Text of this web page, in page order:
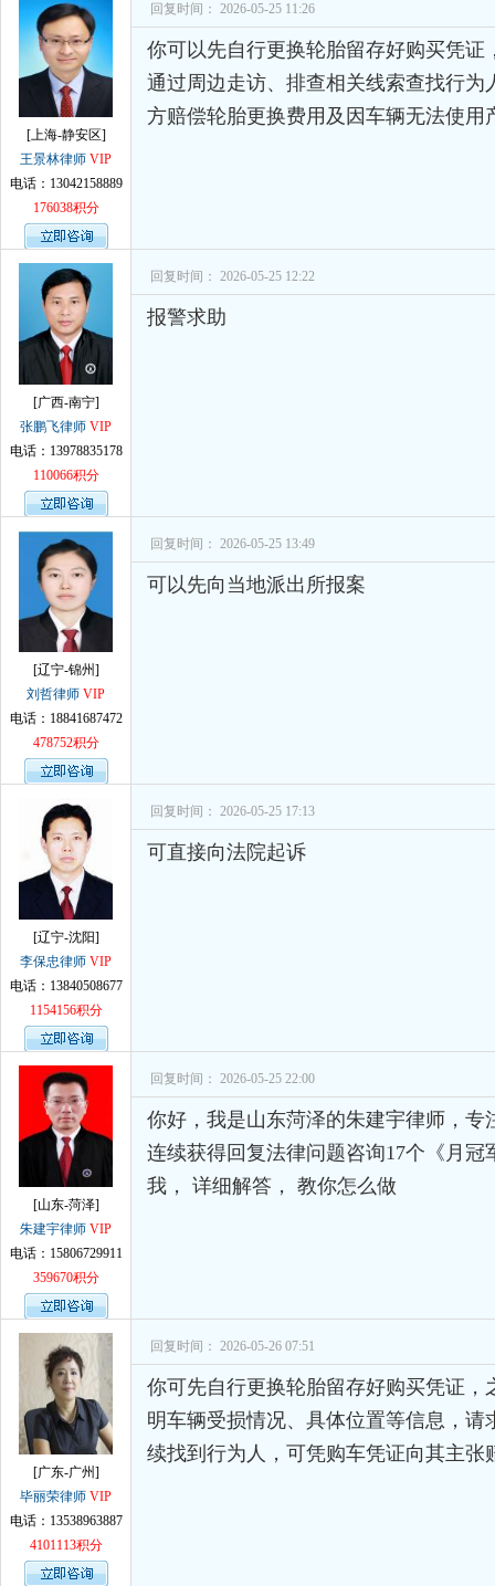
[上海-静安区]
王景林律师 VIP
电话：13042158889
176038积分
回复时间： 2026-05-25 11:26
你可以先自行更换轮胎留存好购买凭证
通过周边走访、排查相关线索查找行为
方赔偿轮胎更换费用及因车辆无法使用
[广西-南宁]
张鹏飞律师 VIP
电话：13978835178
110066积分
回复时间： 2026-05-25 12:22
报警求助
[辽宁-锦州]
刘哲律师 VIP
电话：18841687472
478752积分
回复时间： 2026-05-25 13:49
可以先向当地派出所报案
[辽宁-沈阳]
李保忠律师 VIP
电话：13840508677
1154156积分
回复时间： 2026-05-25 17:13
可直接向法院起诉
[山东-菏泽]
朱建宇律师 VIP
电话：15806729911
359670积分
回复时间： 2026-05-25 22:00
你好，我是山东菏泽的朱建宇律师，专
连续获得回复法律问题咨询17个《月冠
我， 详细解答， 教你怎么做
[广东-广州]
毕丽荣律师 VIP
电话：13538963887
4101113积分
回复时间： 2026-05-26 07:51
你可先自行更换轮胎留存好购买凭证，
明车辆受损情况、具体位置等信息，请
续找到行为人，可凭购车凭证向其主张